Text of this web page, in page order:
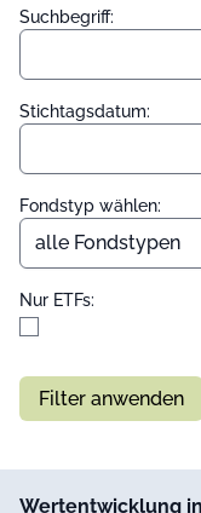
Suchbegriff:
Stichtagsdatum:
Fondstyp wählen:
Nur ETFs:
Filter anwenden
Wertentwicklung